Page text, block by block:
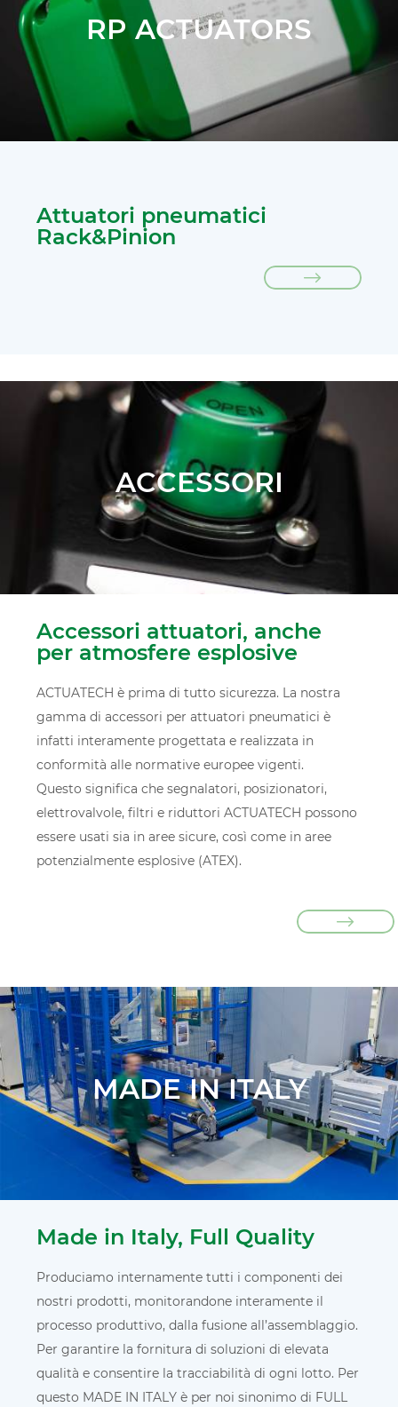
Attuatori pneumatici
Rack&Pinion
RP ACTUATORS
ACCESSORI
Accessori attuatori, anche
per atmosfere esplosive
ACTUATECH è prima di tutto sicurezza. La nostra
gamma di accessori per attuatori pneumatici è
infatti interamente progettata e realizzata in
conformità alle normative europee vigenti.
Questo significa che segnalatori, posizionatori,
elettrovalvole, filtri e riduttori ACTUATECH possono
essere usati sia in aree sicure, così come in aree
potenzialmente esplosive (ATEX).
Made in Italy, Full Quality
Produciamo internamente tutti i componenti dei
nostri prodotti, monitorandone interamente il
processo produttivo, dalla fusione all’assemblaggio.
Per garantire la fornitura di soluzioni di elevata
qualità e consentire la tracciabilità di ogni lotto. Per
questo MADE IN ITALY è per noi sinonimo di FULL
MADE IN ITALY